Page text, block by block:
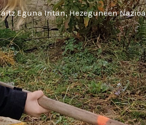
Eguna Iritan, Hezeguneen